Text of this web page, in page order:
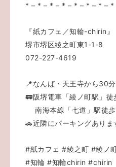
* – * – * – * – * – * – * –
『紙カフェ／知輪-chirin』
堺市堺区綾之町東1-1-8
072-227-4619
📍なんば・天王寺から30分
🚃阪堺電車「綾ノ町駅」徒
南海本線「七道」駅徒
🚗近隣にパーキングありま
#紙カフェ #綾之町 #綾ノ
#知輪 #知輪chirin #chirin